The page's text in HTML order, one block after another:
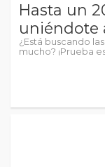
Hasta un
uniéndote
¿Está buscando
mucho? ¡Prueba